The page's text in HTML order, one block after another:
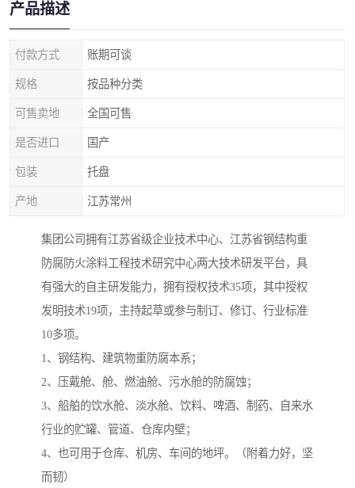
产品描述
付款方式 账期可谈
规格 按品种分类
可售卖地 全国可售
是否进口 国产
包装 托盘
产地 江苏常州
集团公司拥有江苏省级企业技术中心、江苏省钢结构重
防腐防火涂料工程技术研究中心两大技术研发平台，具
有强大的自主研发能力，拥有授权技术35项，其中授权
发明技术19项，主持起草或参与制订、修订、行业标准
10多项。
1、钢结构、建筑物重防腐本系；
2、压戴舱、舱、燃油舱、污水舱的防腐蚀；
3、船舶的饮水舱、淡水舱、饮料、啤酒、制药、自来水
行业的贮罐、管道、仓库内壁；
4、也可用于仓库、机房、车间的地坪。（附着力好，坚
而韧）